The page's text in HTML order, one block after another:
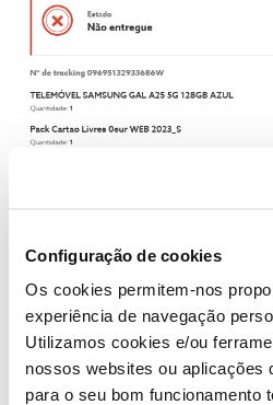
Configuração de cookies
Os cookies permitem-nos
experiência de navegação
Utilizamos cookies e/ou
nossos websites ou aplicações
para o seu bom funcionamento
Ajude a comunidade do Fórum NOS
Resposta” nas soluções mais úteis.
dicas, ajuda e novidades do Fórum